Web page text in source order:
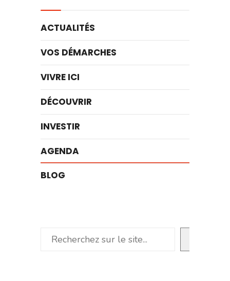
ACTUALITÉS
VOS DÉMARCHES
VIVRE ICI
DÉCOUVRIR
INVESTIR
AGENDA
BLOG
Rechercher